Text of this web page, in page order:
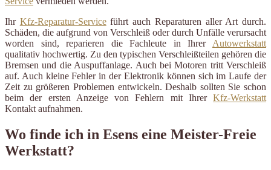
Ihr Kfz-Reparatur-Serviceführt auch Reparaturen aller Art durch.
Schäden, die aufgrund von Verschleiß oder durch Unfälle verursacht
worden sind, reparieren die Fachleute in Ihrer Autowerkstatt
qualitativ hochwertig. Zu den typischen Verschleißteilen gehören die
Bremsen und die Auspuffanlage. Auch bei Motoren tritt Verschleiß
auf. Auch kleine Fehler in der Elektronik können sich im Laufe der
Zeit zu größeren Problemen entwickeln. Deshalb sollten Sie schon
beim der ersten Anzeige von Fehlern mit Ihrer Kfz-Werkstatt
Kontakt aufnahmen.
Wo finde ich in Esens eine Meister-Freie
Werkstatt?